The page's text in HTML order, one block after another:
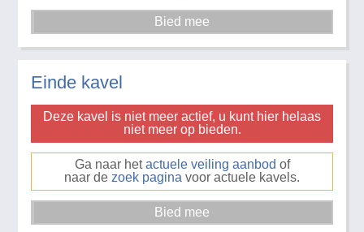
Einde kavel
Deze kavel is niet meer actief, u kunt hier helaas
niet meer op bieden.
Ga naar hetactuele veiling aanbod of
naar de zoek pagina voor actuele kavels.